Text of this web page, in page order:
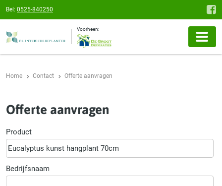
Bel: 0525-840250
Voorheen:
Home Contact Offerte aanvragen
Offerte aanvragen
Product
Bedrijfsnaam